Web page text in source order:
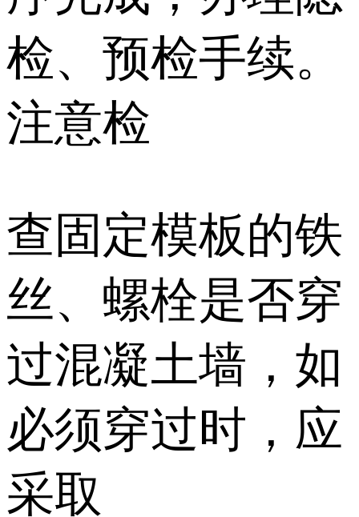
检、预检手续。
注意检
查固定模板的铁
丝、螺栓是否穿
过混凝土墙，如
必须穿过时，应
采取